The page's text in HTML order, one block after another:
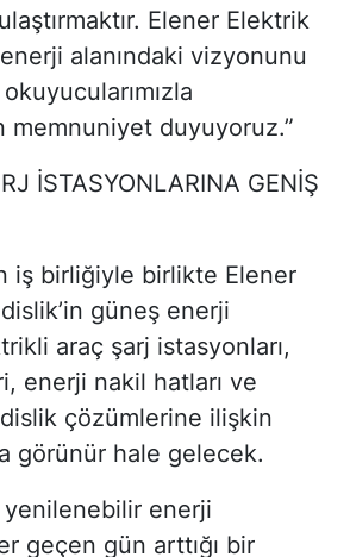
Elener Elektrik
alanındaki vizyonunu
memnuniyet duyuyoruz.”
İSTASYONLARINA GENİŞ
iş birliğiyle birlikte Elener
güneş enerji
araç şarj istasyonları,
enerji nakil hatları ve
çözümlerine ilişkin
görünür hale gelecek.
yenilenebilir enerji
geçen gün arttığı bir